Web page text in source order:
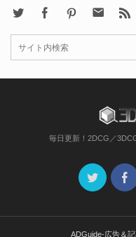
FacebookPinterest Contact
毎日更新！2DCG／
ADGuide-広告＆